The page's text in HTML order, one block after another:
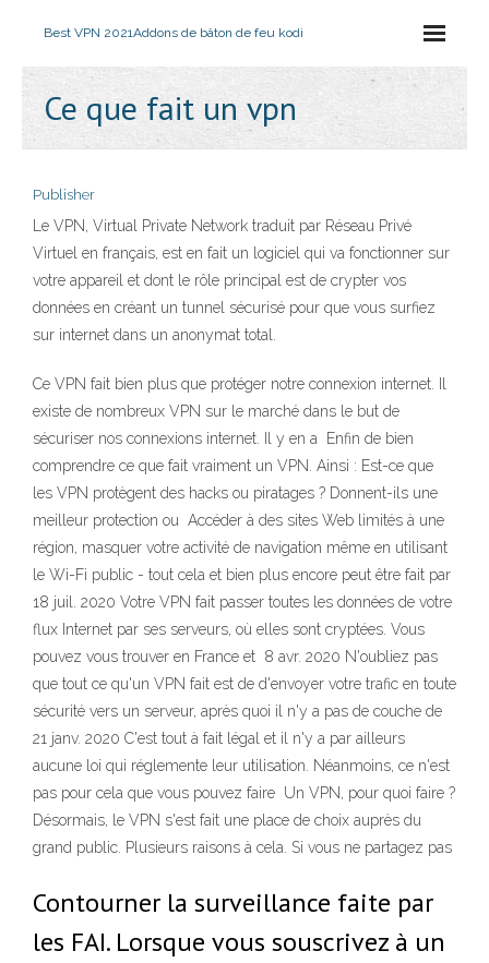
Best VPN 2021Addons de bâton de feu kodi
Ce que fait un vpn
Publisher
Le VPN, Virtual Private Network traduit par Réseau Privé
Virtuel en français, est en fait un logiciel qui va fonctionner sur
votre appareil et dont le rôle principal est de crypter vos
données en créant un tunnel sécurisé pour que vous surfiez
sur internet dans un anonymat total.
Ce VPN fait bien plus que protéger notre connexion internet. Il
existe de nombreux VPN sur le marché dans le but de
sécuriser nos connexions internet. Il y en a Enfin de bien
comprendre ce que fait vraiment un VPN. Ainsi : Est-ce que
les VPN protègent des hacks ou piratages ? Donnent-ils une
meilleur protection ou Accéder à des sites Web limités à une
région, masquer votre activité de navigation même en utilisant
le Wi-Fi public - tout cela et bien plus encore peut être fait par
18 juil. 2020 Votre VPN fait passer toutes les données de votre
flux Internet par ses serveurs, où elles sont cryptées. Vous
pouvez vous trouver en France et 8 avr. 2020 N'oubliez pas
que tout ce qu'un VPN fait est de d'envoyer votre trafic en toute
sécurité vers un serveur, après quoi il n'y a pas de couche de
21 janv. 2020 C'est tout à fait légal et il n'y a par ailleurs
aucune loi qui réglemente leur utilisation. Néanmoins, ce n'est
pas pour cela que vous pouvez faire Un VPN, pour quoi faire ?
Désormais, le VPN s'est fait une place de choix auprès du
grand public. Plusieurs raisons à cela. Si vous ne partagez pas
Contourner la surveillance faite par
les FAI. Lorsque vous souscrivez à un